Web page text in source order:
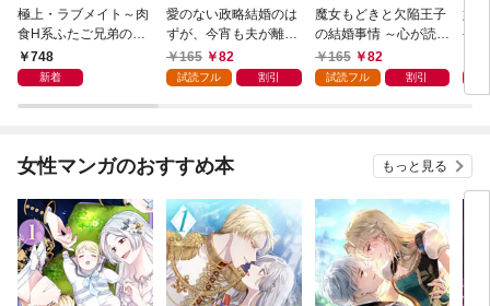
極上・ラブメイト～肉
食H系ふたご兄弟のお
気にいり～
748
新着
愛のない政略結婚のは
ずが、今宵も夫が離し
てくれません～無骨な
将軍は最愛妻に滾る恋
165 82
試読フル 割引
魔女もどきと欠陥王子
の結婚事情 ～心が読め
ちゃうので、あなたの
本心なんてお見通しで
165 82
試読フル 割引
婚
や
た
女性マンガのおすすめ本 もっと見る